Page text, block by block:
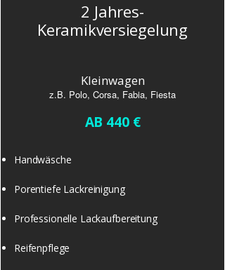
2 Jahres-
Keramikversiegelung
Kleinwagen
z.B. Polo, Corsa, Fabia, Fiesta
AB 440 €
​Handwäsche
Porentiefe Lackreinigung
Professionelle Lackaufbereitung
Reifenpflege